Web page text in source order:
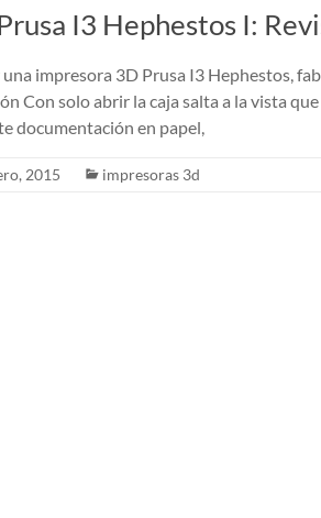
I3 Hephestos I:
impresora 3D Prusa I3 Hephestos,
Con solo abrir la caja salta a la vista
documentación en papel,
2015 impresoras 3d